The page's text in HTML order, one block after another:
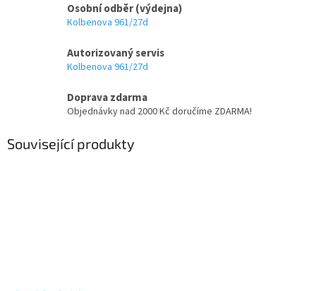
Osobní odběr (výdejna)
Kolbenova 961/27d
Autorizovaný servis
Kolbenova 961/27d
Doprava zdarma
Objednávky nad 2000 Kč doručíme ZDARMA!
Související produkty